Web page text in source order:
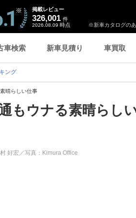
※新車カタログの
掲載レビュー
326,001 件
2026.08.09 時点
車検索 新車見積り 車買取
ング
晴らしい仕事
もウナる素晴らし
好宏／写真：Kimura Office